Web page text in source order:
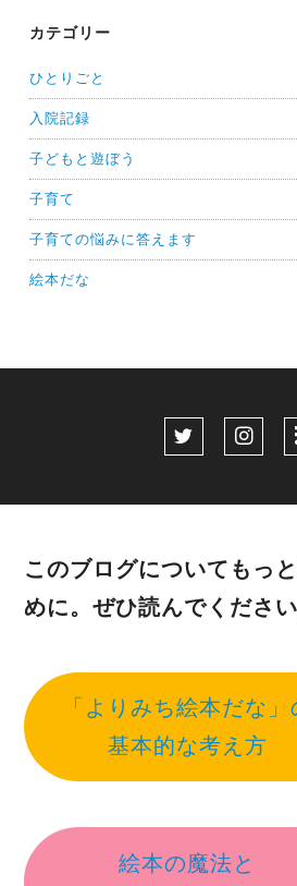
カテゴリー
ひとりごと
入院記録
子どもと遊ぼう
子育て
子育ての悩みに答えます
絵本だな
このブログについてもっ
めに。ぜひ読んでください
「よりみち絵本だな」
基本的な考え方
絵本の魔法と